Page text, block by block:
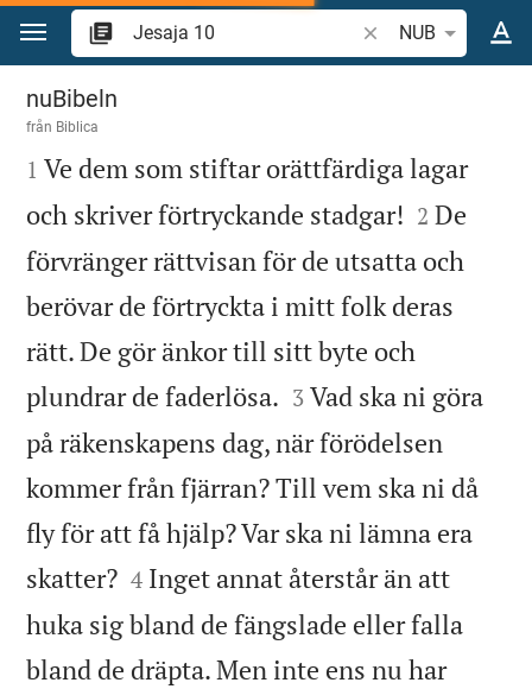
Hoppa till innehåll
Sök bibelvers eller
NUB
Jesaja 10
nuBibeln
från Biblica

1 Ve dem som stiftar orättfärdiga lagar
och skriver förtryckande stadgar! 

2 De
förvränger rättvisan för de utsatta och
berövar de förtryckta i mitt folk deras
rätt. De gör änkor till sitt byte och
plundrar de faderlösa. 

3 Vad ska ni göra
på räkenskapens dag, när förödelsen
kommer från fjärran? Till vem ska ni då
fly för att få hjälp? Var ska ni lämna era
skatter?
4 Inget annat återstår än att
huka sig bland de fängslade eller falla
bland de dräpta. Men inte ens nu har